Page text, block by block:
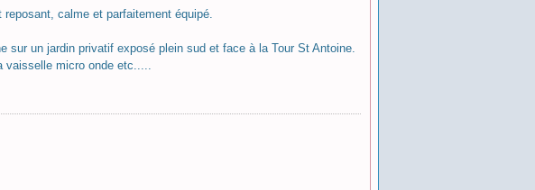
calme et parfaitement équipé.
un jardin privatif exposé plein sud et face à la Tour St Antoine.
micro onde etc.....